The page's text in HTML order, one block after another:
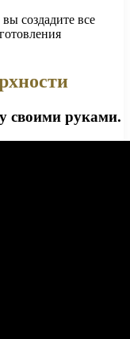
создадите все
своими руками.